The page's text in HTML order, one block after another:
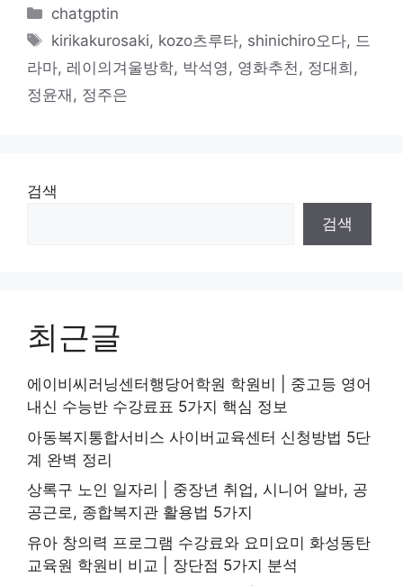
카
테
리
chatgptin
태
그
kirikakurosaki, kozo츠루타, shinichiro오다, 드
라마, 레이의겨울방학, 박석영, 영화추천, 정대희 ,
정윤재 , 정주은
검색
검색
최근글
에이비씨러닝센터행당어학원 학원비 | 중고등 영어
내신 수능반 수강료표 5가지 핵심 정보
아동복지통합서비스 사이버교육센터 신청방법 5단
계 완벽 정리
상록구 노인 일자리 | 중장년 취업, 시니어 알바, 공
공근로, 종합복지관 활용법 5가지
유아 창의력 프로그램 수강료와 요미요미 화성동탄
교육원 학원비 비교 | 장단점 5가지 분석